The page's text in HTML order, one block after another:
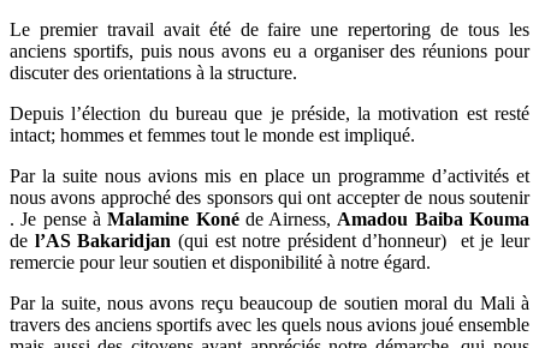
Le premier travail avait été de faire une repertoring de tous les
anciens sportifs, puis nous avons eu a organiser des réunions pour
discuter des orientations à la structure.
Depuis l’élection du bureau que je préside, la motivation est resté
intact; hommes et femmes tout le monde est impliqué.
Par la suite nous avions mis en place un programme d’activités et
nous avons approché des sponsors qui ont accepter de nous soutenir
. Je pense àMalamine Konéde Airness, Amadou Baiba Kouma
de l’AS Bakaridjan (qui est notre président d’honneur) et je leur
remercie pour leur soutien et disponibilité à notre égard.
Par la suite, nous avons reçu beaucoup de soutien moral du Mali à
travers des anciens sportifs avec les quels nous avions joué ensemble